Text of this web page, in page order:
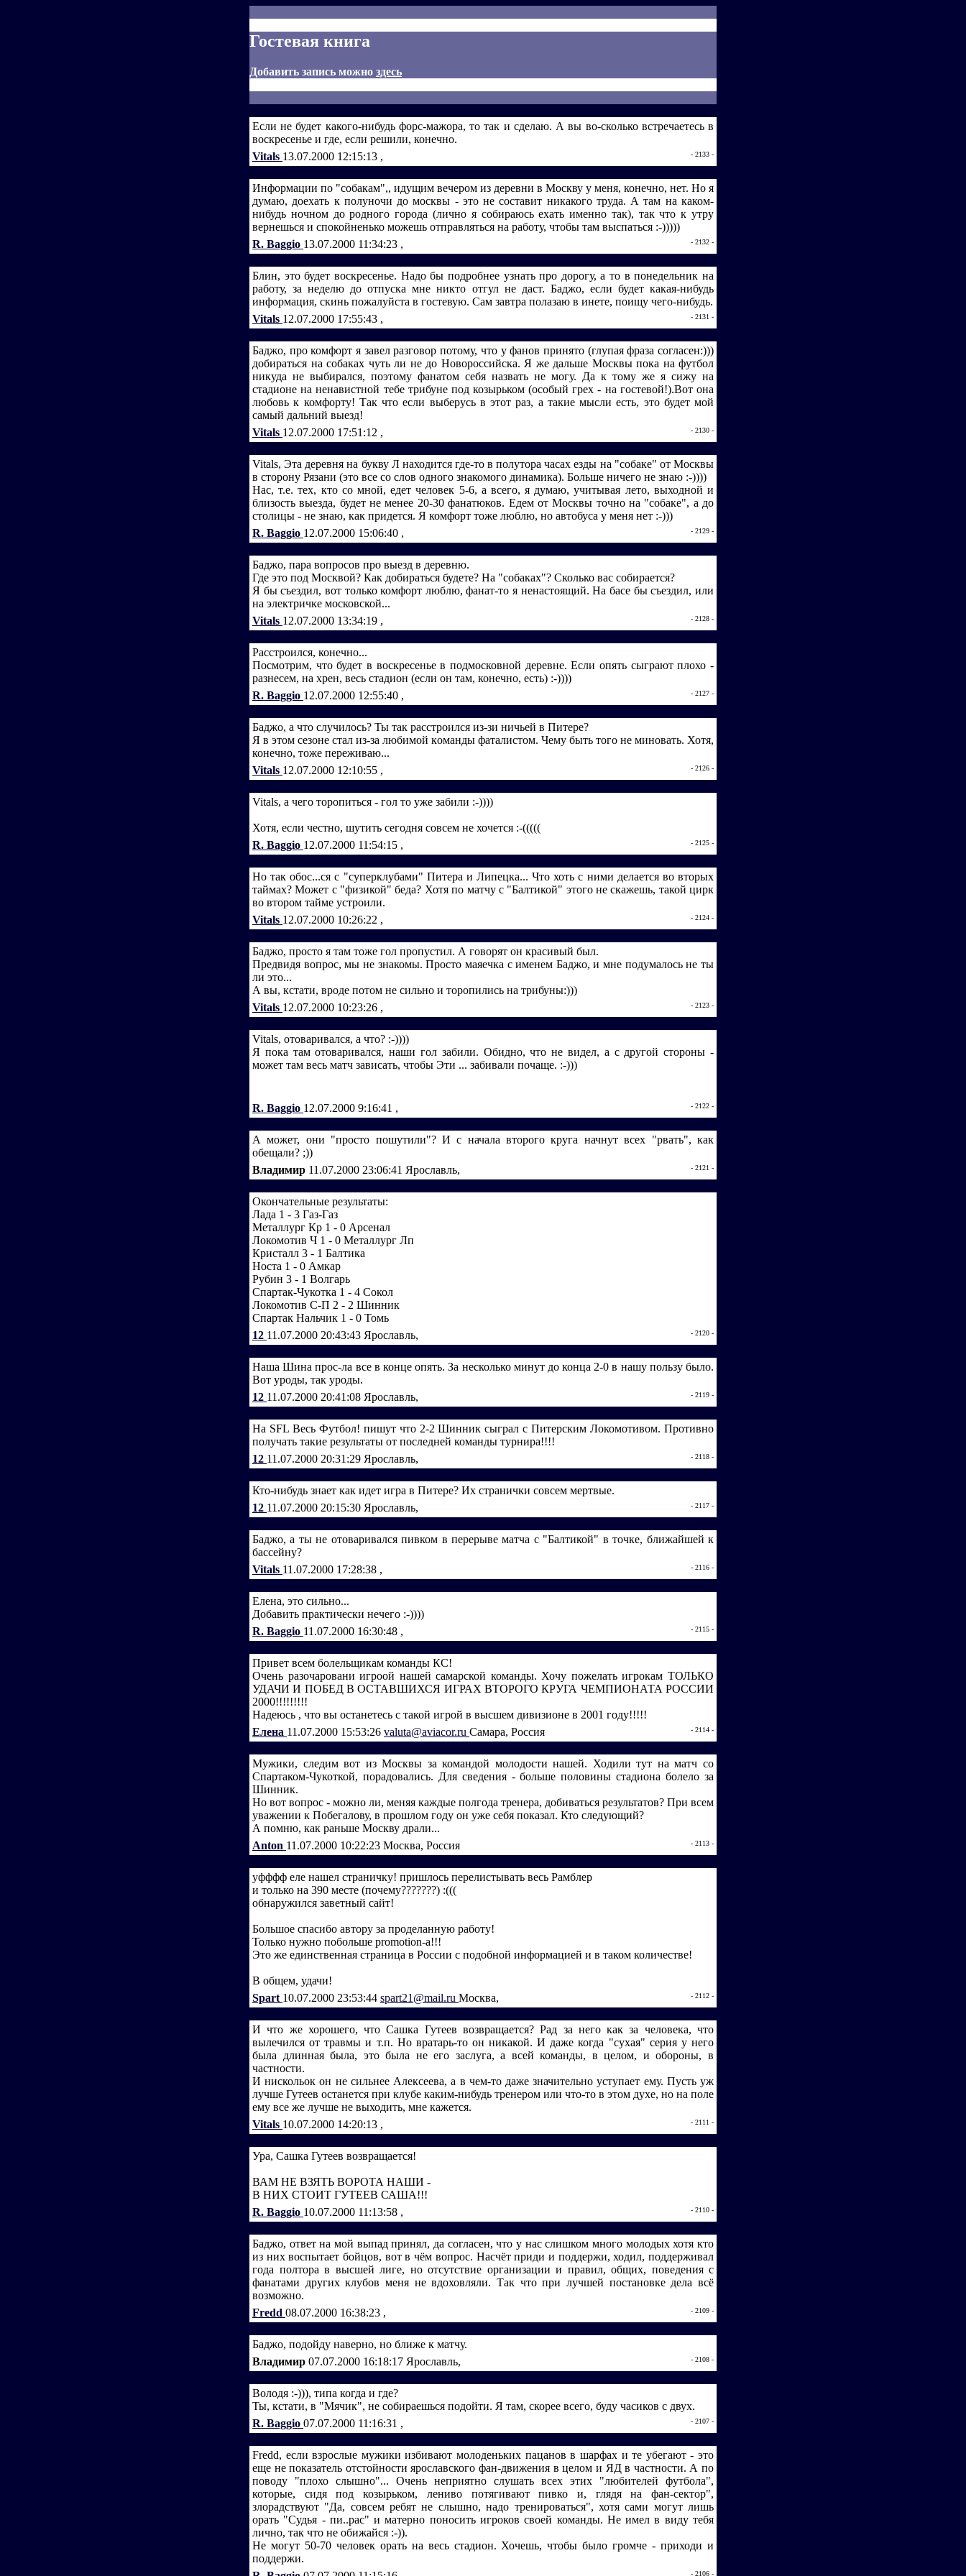
Гостевая книга
Добавить запись можно здесь
Если не будет какого-нибудь форс-мажора, то так и сделаю. А вы во-сколько встречаетесь в
воскресенье и где, если решили, конечно.
Vitals 13.07.2000 12:15:13 , - 2133 -
Информации по "собакам",, идущим вечером из деревни в Москву у меня, конечно, нет. Но я
думаю, доехать к полуночи до москвы - это не составит никакого труда. А там на каком-
нибудь ночном до родного города (лично я собираюсь ехать именно так), так что к утру
вернешься и спокойненько можешь отправляться на работу, чтобы там выспаться :-)))))
R. Baggio 13.07.2000 11:34:23 , - 2132 -
Блин, это будет воскресенье. Надо бы подробнее узнать про дорогу, а то в понедельник на
работу, за неделю до отпуска мне никто отгул не даст. Баджо, если будет какая-нибудь
информация, скинь пожалуйста в гостевую. Сам завтра полазаю в инете, поищу чего-нибудь.
Vitals 12.07.2000 17:55:43 , - 2131 -
Баджо, про комфорт я завел разговор потому, что у фанов принято (глупая фраза согласен:)))
добираться на собаках чуть ли не до Новороссийска. Я же дальше Москвы пока на футбол
никуда не выбирался, поэтому фанатом себя назвать не могу. Да к тому же я сижу на
стадионе на ненавистной тебе трибуне под козырьком (особый грех - на гостевой!).Вот она
любовь к комфорту! Так что если выберусь в этот раз, а такие мысли есть, это будет мой
самый дальний выезд!
Vitals 12.07.2000 17:51:12 , - 2130 -
Vitals, Эта деревня на букву Л находится где-то в полутора часах езды на "собаке" от Москвы
в сторону Рязани (это все со слов одного знакомого динамика). Больше ничего не знаю :-))))
Нас, т.е. тех, кто со мной, едет человек 5-6, а всего, я думаю, учитывая лето, выходной и
близость выезда, будет не менее 20-30 фанатюков. Едем от Москвы точно на "собаке", а до
столицы - не знаю, как придется. Я комфорт тоже люблю, но автобуса у меня нет :-)))
R. Baggio 12.07.2000 15:06:40 , - 2129 -
Баджо, пара вопросов про выезд в деревню.
Где это под Москвой? Как добираться будете? На "собаках"? Сколько вас собирается?
Я бы съездил, вот только комфорт люблю, фанат-то я ненастоящий. На басе бы съездил, или
на электричке московской...
Vitals 12.07.2000 13:34:19 , - 2128 -
Расстроился, конечно...
Посмотрим, что будет в воскресенье в подмосковной деревне. Если опять сыграют плохо -
разнесем, на хрен, весь стадион (если он там, конечно, есть) :-))))
R. Baggio 12.07.2000 12:55:40 , - 2127 -
Баджо, а что случилось? Ты так расстроился из-зи ничьей в Питере?
Я в этом сезоне стал из-за любимой команды фаталистом. Чему быть того не миновать. Хотя,
конечно, тоже переживаю...
Vitals 12.07.2000 12:10:55 , - 2126 -
Vitals, а чего торопиться - гол то уже забили :-))))
Хотя, если честно, шутить сегодня совсем не хочется :-(((((
R. Baggio 12.07.2000 11:54:15 , - 2125 -
Но так обос...ся с "суперклубами" Питера и Липецка... Что хоть с ними делается во вторых
таймах? Может с "физикой" беда? Хотя по матчу с "Балтикой" этого не скажешь, такой цирк
во втором тайме устроили.
Vitals 12.07.2000 10:26:22 , - 2124 -
Баджо, просто я там тоже гол пропустил. А говорят он красивый был.
Предвидя вопрос, мы не знакомы. Просто маяечка с именем Баджо, и мне подумалось не ты
ли это...
А вы, кстати, вроде потом не сильно и торопились на трибуны:)))
Vitals 12.07.2000 10:23:26 , - 2123 -
Vitals, отоваривался, а что? :-))))
Я пока там отоваривался, наши гол забили. Обидно, что не видел, а с другой стороны -
может там весь матч зависать, чтобы Эти ... забивали почаще. :-)))
R. Baggio 12.07.2000 9:16:41 , - 2122 -
А может, они "просто пошутили"? И с начала второго круга начнут всех "рвать", как
обещали? ;))
Владимир 11.07.2000 23:06:41 Ярославль, - 2121 -
Окончательные результаты:
Лада 1 - 3 Газ-Газ
Металлург Кр 1 - 0 Арсенал
Локомотив Ч 1 - 0 Металлург Лп
Кристалл 3 - 1 Балтика
Носта 1 - 0 Амкар
Рубин 3 - 1 Волгарь
Спартак-Чукотка 1 - 4 Сокол
Локомотив С-П 2 - 2 Шинник
Спартак Нальчик 1 - 0 Томь
12 11.07.2000 20:43:43 Ярославль, - 2120 -
Наша Шина прос-ла все в конце опять. За несколько минут до конца 2-0 в нашу пользу было.
Вот уроды, так уроды.
12 11.07.2000 20:41:08 Ярославль, - 2119 -
На SFL Весь Футбол! пишут что 2-2 Шинник сыграл с Питерским Локомотивом. Противно
получать такие результаты от последней команды турнира!!!!
12 11.07.2000 20:31:29 Ярославль, - 2118 -
Кто-нибудь знает как идет игра в Питере? Их странички совсем мертвые.
12 11.07.2000 20:15:30 Ярославль, - 2117 -
Баджо, а ты не отоваривался пивком в перерыве матча с "Балтикой" в точке, ближайшей к
бассейну?
Vitals 11.07.2000 17:28:38 , - 2116 -
Елена, это сильно...
Добавить практически нечего :-))))
R. Baggio 11.07.2000 16:30:48 , - 2115 -
Привет всем болельщикам команды КС!
Очень разочаровани игроой нашей самарской команды. Хочу пожелать игрокам ТОЛЬКО
УДАЧИ И ПОБЕД В ОСТАВШИХСЯ ИГРАХ ВТОРОГО КРУГА ЧЕМПИОНАТА РОССИИ
2000!!!!!!!!!
Надеюсь , что вы останетесь с такой игрой в высшем дивизионе в 2001 году!!!!!
Елена 11.07.2000 15:53:26 valuta@aviacor.ru Самара, Россия - 2114 -
Мужики, следим вот из Москвы за командой молодости нашей. Ходили тут на матч со
Спартаком-Чукоткой, порадовались. Для сведения - больше половины стадиона болело за
Шинник.
Но вот вопрос - можно ли, меняя каждые полгода тренера, добиваться результатов? При всем
уважении к Побегалову, в прошлом году он уже себя показал. Кто следующий?
А помню, как раньше Москву драли...
Anton 11.07.2000 10:22:23 Москва, Россия - 2113 -
уфффф еле нашел страничку! пришлось перелистывать весь Рамблер
и только на 390 месте (почему???????) :(((
обнаружился заветный сайт!
Большое спасибо автору за проделанную работу!
Только нужно побольше promotion-а!!!
Это же единственная страница в России с подобной информацией и в таком количестве!
В общем, удачи!
Spart 10.07.2000 23:53:44 spart21@mail.ru Москва, - 2112 -
И что же хорошего, что Сашка Гутеев возвращается? Рад за него как за человека, что
вылечился от травмы и т.п. Но вратарь-то он никакой. И даже когда "сухая" серия у него
была длинная была, это была не его заслуга, а всей команды, в целом, и обороны, в
частности.
И нискольок он не сильнее Алексеева, а в чем-то даже значительно уступает ему. Пусть уж
лучше Гутеев останется при клубе каким-нибудь тренером или что-то в этом духе, но на поле
ему все же лучше не выходить, мне кажется.
Vitals 10.07.2000 14:20:13 , - 2111 -
Ура, Сашка Гутеев возвращается!
ВАМ НЕ ВЗЯТЬ ВОРОТА НАШИ -
В НИХ СТОИТ ГУТЕЕВ САША!!!
R. Baggio 10.07.2000 11:13:58 , - 2110 -
Баджо, ответ на мой выпад принял, да согласен, что у нас слишком много молодых хотя кто
из них воспытает бойцов, вот в чём вопрос. Насчёт приди и поддержи, ходил, поддерживал
года полтора в высшей лиге, но отсутствие организации и правил, общих, поведения с
фанатами других клубов меня не вдоховляли. Так что при лучшей постановке дела всё
возможно.
Fredd 08.07.2000 16:38:23 , - 2109 -
Баджо, подойду наверно, но ближе к матчу.
Владимир 07.07.2000 16:18:17 Ярославль, - 2108 -
Володя :-))), типа когда и где?
Ты, кстати, в "Мячик", не собираешься подойти. Я там, скорее всего, буду часиков с двух.
R. Baggio 07.07.2000 11:16:31 , - 2107 -
Fredd, если взрослые мужики избивают молоденьких пацанов в шарфах и те убегают - это
еще не показатель отстойности ярославского фан-движения в целом и ЯД в частности. А по
поводу "плохо слышно"... Очень неприятно слушать всех этих "любителей футбола",
которые, сидя под козырьком, лениво потягивают пивко и, глядя на фан-сектор",
злорадствуют "Да, совсем ребят не слышно, надо тренироваться", хотя сами могут лишь
орать "Судья - пи..рас" и матерно поносить игроков своей команды. Не имел в виду тебя
лично, так что не обижайся :-)).
Не могут 50-70 человек орать на весь стадион. Хочешь, чтобы было громче - приходи и
поддержи.
- 2106 -